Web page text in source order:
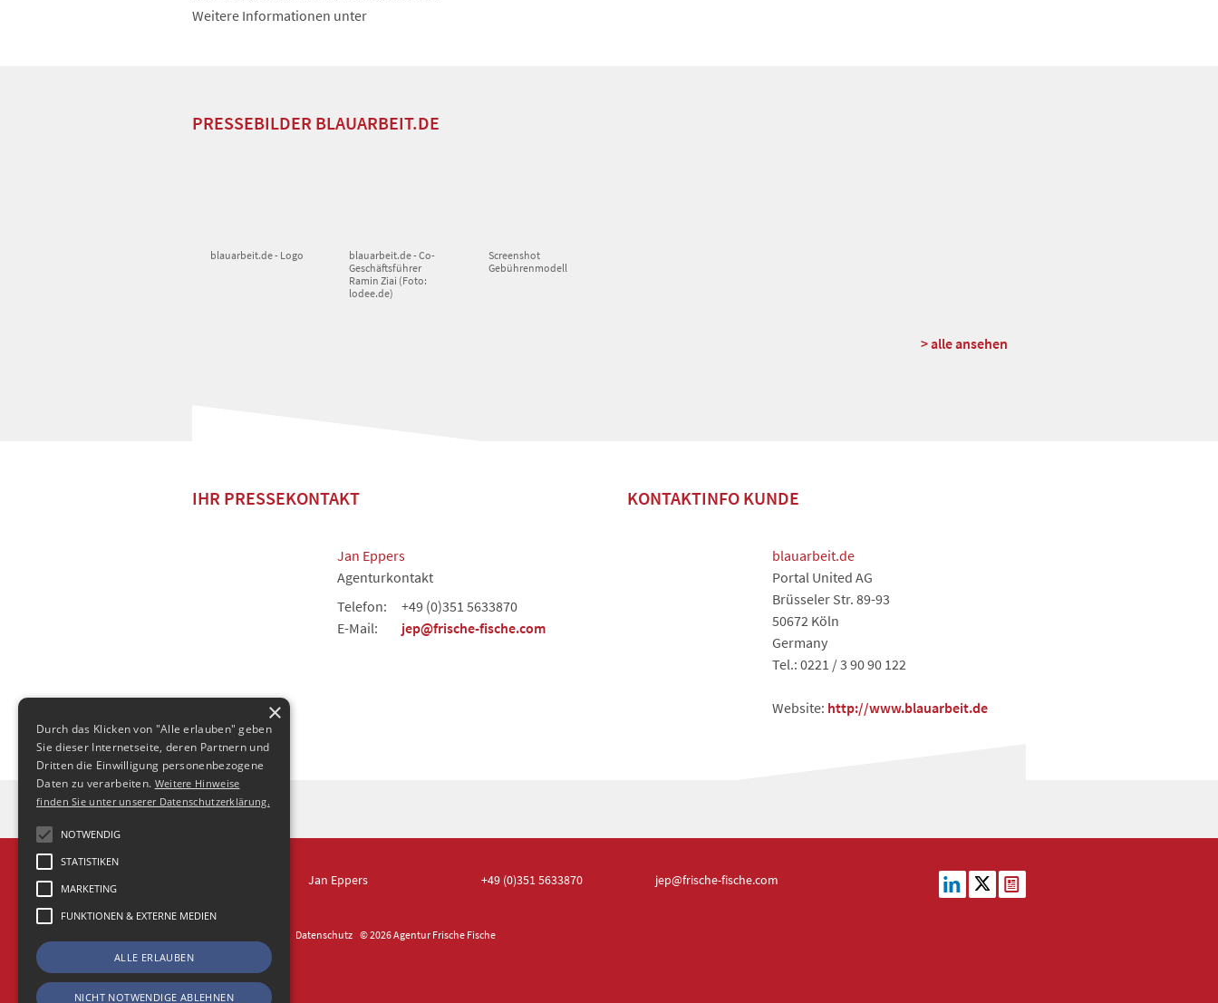
Weitere Informationen unter
PRESSEBILDER BLAUARBEIT.DE
blauarbeit.de - Logo
blauarbeit.de - Co-
Geschäftsführer
Ramin Ziai (Foto:
lodee.de)
Screenshot
Gebührenmodell
> alle ansehen
IHR PRESSEKONTAKT
Jan Eppers
Agenturkontakt
Telefon:
+49 (0)351 5633870
E-Mail:
jep@frische-fische.com
KONTAKTINFO KUNDE
blauarbeit.de
Portal United AG
Brüsseler Str. 89-93
50672 Köln
Germany
Tel.: 0221 / 3 90 90 122
Website: http://www.blauarbeit.de
Jan Eppers +49 (0)3515633870 jep@frische-fische.com
Datenschutz © 2026 Agentur Frische Fische
×
Durch das Klicken von "Alle erlauben" geben
Sie dieser Internetseite, deren Partnern und
Dritten die Einwilligung personenbezogene
Daten zu verarbeiten. Weitere Hinweise
finden Sie unter unserer Datenschutzerklärung.
NOTWENDIG
STATISTIKEN
MARKETING
FUNKTIONEN & EXTERNE MEDIEN
ALLE ERLAUBEN
NICHT NOTWENDIGE ABLEHNEN